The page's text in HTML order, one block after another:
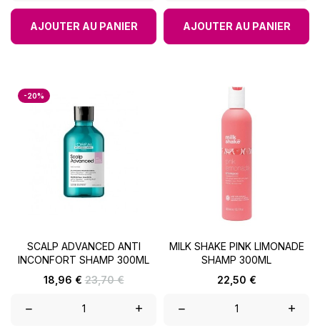
AJOUTER AU PANIER AJOUTER AU PANIER
-20%
SCALP ADVANCED ANTI
INCONFORT SHAMP 300ML
Prix
18,96 € Prix
23,70 €
– +
MILK SHAKE PINK LIMONADE
SHAMP 300ML
Prix
22,50 €
– +